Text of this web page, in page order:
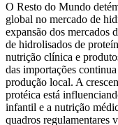
O Resto do Mundo
global no mercado de
expansão dos mercados
de hidrolisados ​​de
nutrição clínica e
das importações
produção local. A
protéica está
infantil e a nutrição
quadros regulamentares